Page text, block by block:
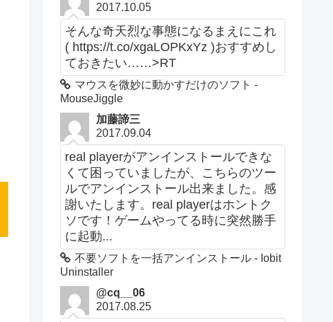
2017.10.05
そんな奇天烈な事態になるまえにこれ
( https://t.co/xgaLOPKxYz )おすすめし
ておきたい……>RT
マウスを微妙に動かすだけのソフト -
MouseJiggle
加藤諦三
2017.09.04
real playerがアンインストールできな
くて困っていましたが、こちらのツー
ルでアンインストール出来ました。感
謝いたします。real playerはホントク
ソです！ゲームやってる時に突然勝手
に起動...
不要ソフトを一括アンインストール - Iobit
Uninstaller
@cq__06
2017.08.25